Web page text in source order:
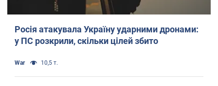
Росія атакувала Україну ударними дронами:
у ПС розкрили, скільки цілей збито
War 10,5 т.